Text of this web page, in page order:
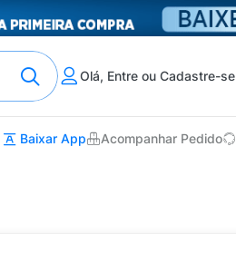
Olá, Entre ou Cadastre-se
Baixar App Acompanhar Pedido